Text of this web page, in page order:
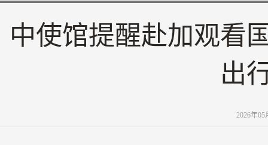
中使馆提醒赴加观看
出
2026年